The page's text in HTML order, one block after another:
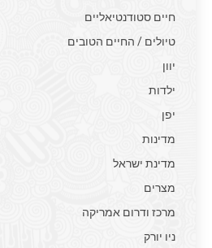
חיים סטודנטיאליים
טיולים / החיים הטובים
יוון
ילדות
יפן
מדינות
מדינת ישראל
מצרים
מרכז ודרום אמריקה
ניו יורק